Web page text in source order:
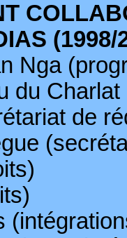
(1998/
Nga
du Charlat
de